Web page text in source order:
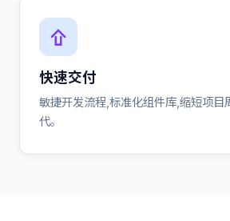
快速交付
敏捷开发流程,标准化组件库,缩短项目
代。